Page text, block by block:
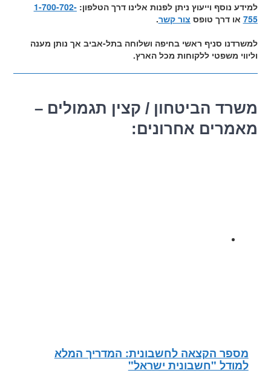
למידע נוסף וייעוץ ניתן לפנות אלינו דרך הטלפון:1-700-702-
755 או דרך טופס צור קשר.
למשרדנו סניף ראשי בחיפה ושלוחה בתל-אביב אך נותן מענה
וליווי משפטי ללקוחות מכל הארץ.
משרד הביטחון / קצין תגמולים –
מאמרים אחרונים:
מספר הקצאה לחשבונית: המדריך המלא
למודל "חשבונית ישראל"